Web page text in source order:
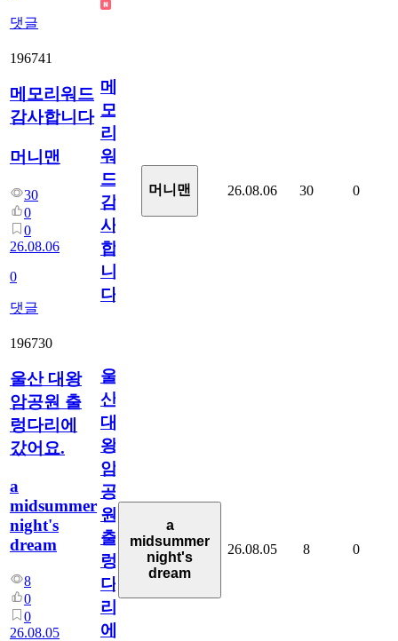
댓글
196741
메모리워드
감사합니다
머니맨
30
0
0
26.08.06
0
댓글
메
모
리
워
드
감
사
합
니
다
머니맨 26.08.06 30 0
196730
울산 대왕
암공원 출
렁다리에
갔어요.
a
midsummer
night's
dream
8
0
0
26.08.05
울
산
대
왕
암
공
원
출
렁
다
리
에
a
midsummer
night's
dream
26.08.05 8 0